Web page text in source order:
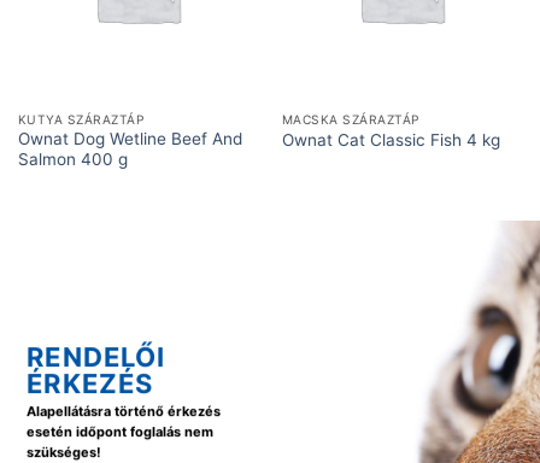
KUTYA SZÁRAZTÁP
Ownat Dog Wetline Beef And
Salmon 400 g
MACSKA SZÁRAZTÁP
Ownat Cat Classic Fish 4 kg
RENDELŐI
ÉRKEZÉS
Alapellátásra történő érkezés
esetén időpont foglalás nem
szükséges!